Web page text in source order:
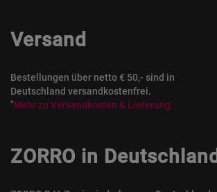
Versand
Bestellungen über netto € 50,- sind in
Deutschland versandkostenfrei.
*Mehr zu Versandkosten & Lieferung
ZORRO in Deutschland